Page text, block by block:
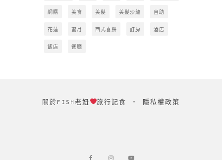
網購 美食 美髮 美髮沙龍 自助
花蓮 蜜月 西式喜餅 訂房 酒店
飯店 餐廳
關於FISH老妞 旅行記食 ‧ 隱私權政策